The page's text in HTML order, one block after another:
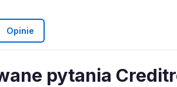
Opinie
pytania